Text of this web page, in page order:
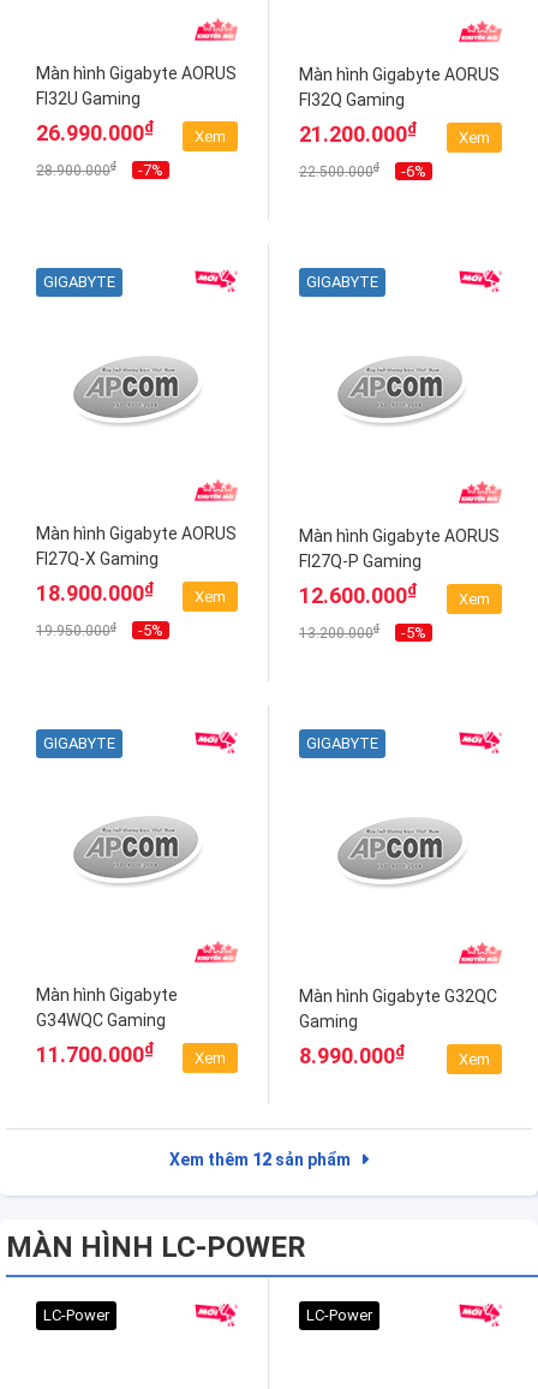
Màn hình Gigabyte AORUS
FI32U Gaming
26.990.000₫
28.900.000₫ -7%
Xem
Màn hình Gigabyte AORUS
FI32Q Gaming
21.200.000₫
22.500.000₫ -6%
Xem
GIGABYTE
Màn hình Gigabyte AORUS
FI27Q-X Gaming
18.900.000₫
19.950.000₫ -5%
Xem
GIGABYTE
Màn hình Gigabyte AORUS
FI27Q-P Gaming
12.600.000₫
13.200.000₫ -5%
Xem
GIGABYTE
Màn hình Gigabyte
G34WQC Gaming
11.700.000₫
Xem
GIGABYTE
Màn hình Gigabyte G32QC
Gaming
8.990.000₫
Xem
Xem thêm 12 sản phẩm
MÀN HÌNH LC-POWER
LC-Power LC-Power